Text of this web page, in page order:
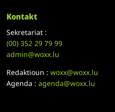
Kontakt
Sekretariat :
(00)352 29 79 99
admin@woxx.lu
Redaktioun :woxx@woxx.lu
Agenda :agenda@woxx.lu